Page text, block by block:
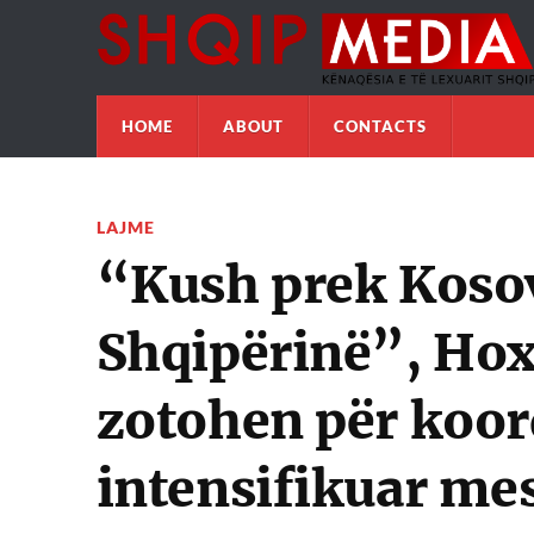
HOME ABOUT CONTACTS
LAJME
“Kush prek
Shqipërinë”,
zotohen për
intensifikuar